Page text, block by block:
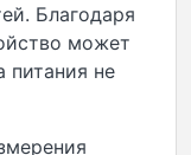
Благодаря
может
питания не